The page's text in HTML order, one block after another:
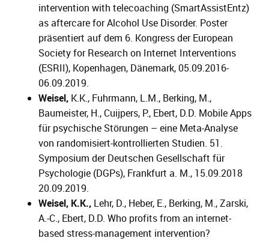
intervention with telecoaching (SmartAssistEntz)
as aftercare for Alcohol Use Disorder. Poster
präsentiert auf dem 6. Kongress der European
Society for Research on Internet Interventions
(ESRII), Kopenhagen, Dänemark, 05.09.2016-
06.09.2019.
Weisel, K.K., Fuhrmann, L.M., Berking, M.,
Baumeister, H., Cuijpers, P., Ebert, D.D. Mobile Apps
für psychische Störungen – eine Meta-Analyse
von randomisiert-kontrollierten Studien. 51.
Symposium der Deutschen Gesellschaft für
Psychologie (DGPs), Frankfurt a. M., 15.09.2018
20.09.2019.
Weisel, K.K., Lehr, D., Heber, E., Berking, M., Zarski,
A.-C., Ebert, D.D. Who profits from an internet-
based stress-management intervention?